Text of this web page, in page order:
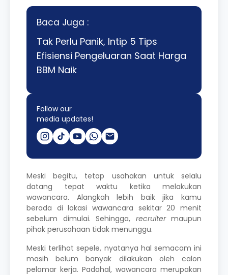
Baca Juga :
Tak Perlu Panik, Intip 5 Tips
Efisiensi Pengeluaran Saat Harga
BBM Naik
Follow our
media updates!
Meski begitu, tetap usahakan untuk selalu
datang tepat waktu ketika melakukan
wawancara. Alangkah lebih baik jika kamu
berada di lokasi wawancara sekitar 20 menit
sebelum dimulai. Sehingga, recruiter maupun
pihak perusahaan tidak menunggu.
Meski terlihat sepele, nyatanya hal semacam ini
masih belum banyak dilakukan oleh calon
pelamar kerja. Padahal, wawancara merupakan